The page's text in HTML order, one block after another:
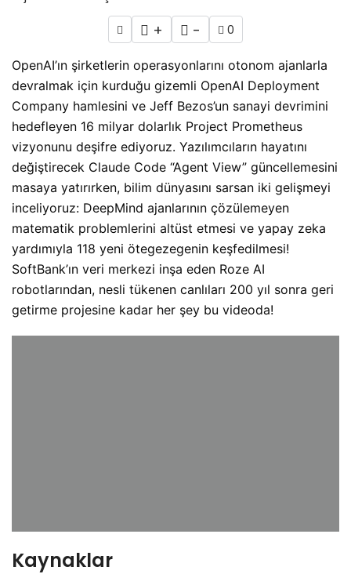
+ - 0
OpenAI’ın şirketlerin operasyonlarını otonom ajanlarla
devralmak için kurduğu gizemli OpenAI Deployment
Company hamlesini ve Jeff Bezos’un sanayi devrimini
hedefleyen 16 milyar dolarlık Project Prometheus
vizyonunu deşifre ediyoruz. Yazılımcıların hayatını
değiştirecek Claude Code “Agent View” güncellemesini
masaya yatırırken, bilim dünyasını sarsan iki gelişmeyi
inceliyoruz: DeepMind ajanlarının çözülemeyen
matematik problemlerini altüst etmesi ve yapay zeka
yardımıyla 118 yeni ötegezegenin keşfedilmesi!
SoftBank’ın veri merkezi inşa eden Roze AI
robotlarından, nesli tükenen canlıları 200 yıl sonra geri
getirme projesine kadar her şey bu videoda!
Kaynaklar